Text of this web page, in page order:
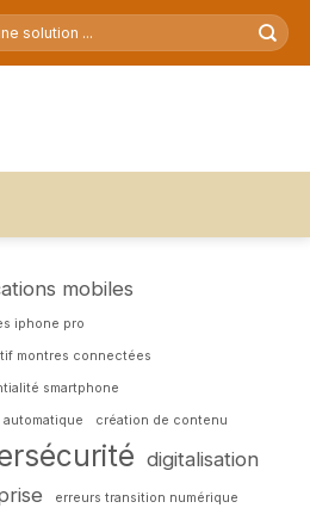
mobiles
iphone pro
montres connectées
smartphone
création de contenu
digitalisation
erreurs transition numérique